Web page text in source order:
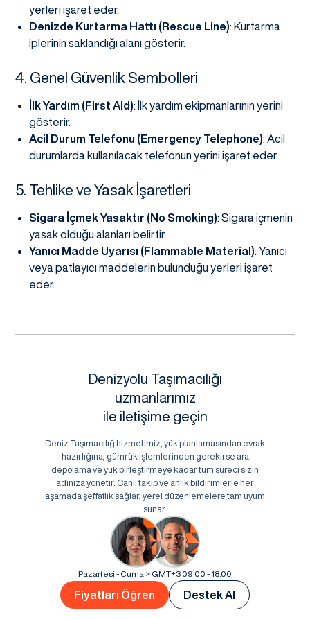
yerleri işaret eder.
Denizde Kurtarma Hattı (Rescue Line): Kurtarma
iplerinin saklandığı alanı gösterir.
4. Genel Güvenlik Sembolleri
İlk Yardım (First Aid): İlk yardım ekipmanlarının yerini
gösterir.
Acil Durum Telefonu (Emergency Telephone): Acil
durumlarda kullanılacak telefonun yerini işaret eder.
5. Tehlike ve Yasak İşaretleri
Sigara İçmek Yasaktır (No Smoking): Sigara içmenin
yasak olduğu alanları belirtir.
Yanıcı Madde Uyarısı (Flammable Material): Yanıcı
veya patlayıcı maddelerin bulunduğu yerleri işaret
eder.
Denizyolu Taşımacılığı
uzmanlarımız
ile iletişime geçin
Deniz Taşımacılığ hizmetimiz, yük planlamasından evrak
hazırlığına, gümrük işlemlerinden gerekirse ara
depolama ve yük birleştirmeye kadar tüm süreci sizin
adınıza yönetir. Canlı takip ve anlık bildirimlerle her
aşamada şeffaflık sağlar, yerel düzenlemelere tam uyum
sunar.
Pazartesi - Cuma > GMT+3 09:00 - 18:00
Fiyatları Öğren Destek Al